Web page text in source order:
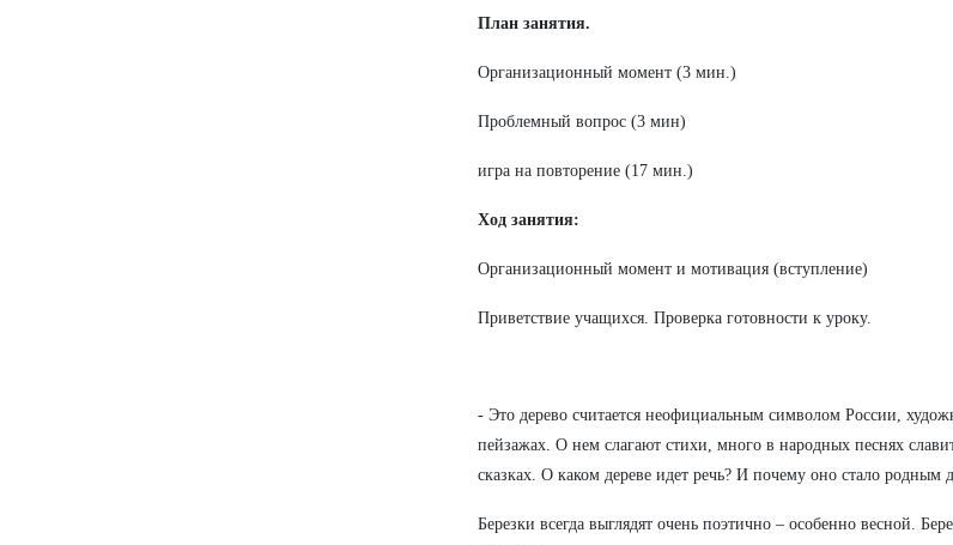
План занятия.
Организационный момент (3 мин.)
Проблемный вопрос (3 мин)
игра на повторение (17 мин.)
Ход занятия:
Организационный момент и мотивация (вступление)
Приветствие учащихся. Проверка готовности к уроку.
- Это дерево считается неофициальным символом России,
пейзажах. О нем слагают стихи, много в народных песнях
сказках. О каком дереве идет речь? И почему оно стало родным
Березки всегда выглядят очень поэтично – особенно весной.